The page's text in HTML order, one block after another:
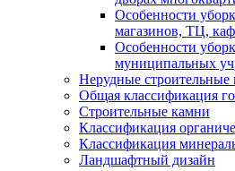
Особенности
магазинов, ТЦ,
Особенности
муниципальных
Нерудные строительные
Общая классификация
Строительные камни
Классификация
Классификация
Ландшафтный дизайн